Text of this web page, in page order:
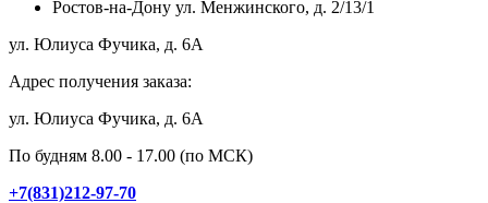
Ростов-на-Дону ул. Менжинского, д. 2/13/1
ул. Юлиуса Фучика, д. 6А
Адрес получения заказа:
ул. Юлиуса Фучика, д. 6А
По будням 8.00 - 17.00 (по МСК)
+7(831)212-97-70